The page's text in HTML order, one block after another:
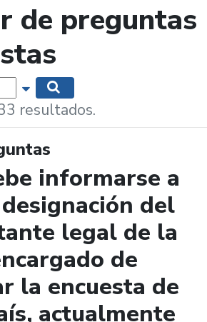
de preguntas
Mostrar opciones de búsqueda
resultados.
informarse a
del
legal de la
de
la encuesta de
actualmente